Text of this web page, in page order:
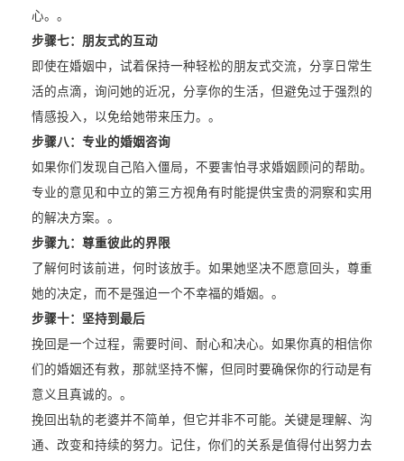
心。。
步骤七： 朋友式的互动
即使在婚姻中，试着保持一种轻松的朋友式交流，分享日常生
活的点滴，询问她的近况，分享你的生活，但避免过于强烈的
情感投入，以免给她带来压力。。
步骤八： 专业的婚姻咨询
如果你们发现自己陷入僵局，不要害怕寻求婚姻顾问的帮助。
专业的意见和中立的第三方视角有时能提供宝贵的洞察和实用
的解决方案。。
步骤九： 尊重彼此的界限
了解何时该前进，何时该放手。如果她坚决不愿意回头，尊重
她的决定，而不是强迫一个不幸福的婚姻。。
步骤十： 坚持到最后
挽回是一个过程，需要时间、耐心和决心。如果你真的相信你
们的婚姻还有救，那就坚持不懈，但同时要确保你的行动是有
意义且真诚的。。
挽回出轨的老婆并不简单，但它并非不可能。关键是理解、沟
通、改变和持续的努力。记住，你们的关系是值得付出努力去